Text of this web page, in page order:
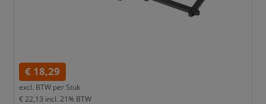
€ 18,29
excl. BTW per Stuk
€ 22,13 incl. 21% BTW